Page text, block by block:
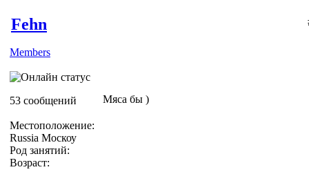
Fehn
Members
53 сообщений
Местоположение:
Russia Москоу
Род занятий:
Возраст:
Мяса бы )